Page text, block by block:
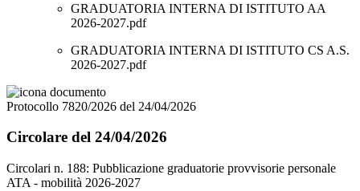
GRADUATORIA INTERNA DI ISTITUTO AA
2026-2027.pdf
GRADUATORIA INTERNA DI ISTITUTO CS A.S.
2026-2027.pdf
Protocollo 7820/2026 del 24/04/2026
Circolare del 24/04/2026
Circolari n. 188: Pubblicazione graduatorie provvisorie personale
ATA - mobilità 2026-2027